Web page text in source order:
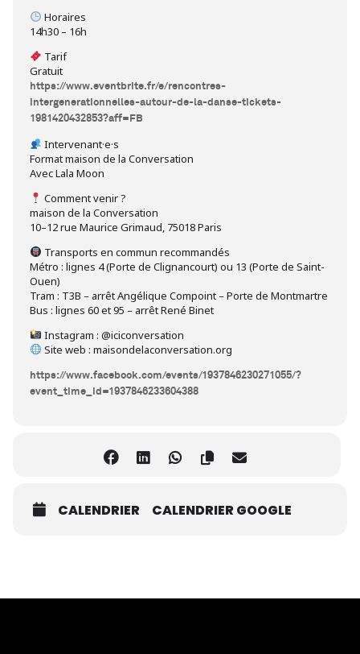
Horaires
14h30 – 16h
Tarif
Gratuit
https://www.eventbrite.fr/e/rencontres-
intergenerationnelles-autour-de-la-danse-tickets-
1981420432853?aff=FB
Intervenant·e·s
Format maison de la Conversation
Avec Lala Moon
Comment venir ?
maison de la Conversation
10–12 rue Maurice Grimaud, 75018 Paris
Transports en commun recommandés
Métro : lignes 4 (Porte de Clignancourt) ou 13 (Porte de Saint-
Ouen)
Tram : T3B – arrêt Angélique Compoint – Porte de Montmartre
Bus : lignes 60 et 95 – arrêt René Binet
Instagram : @iciconversation
Site web : maisondelaconversation.org
https://www.facebook.com/events/1937846230271055/?
event_time_id=1937846233604388
CALENDRIER CALENDRIER GOOGLE